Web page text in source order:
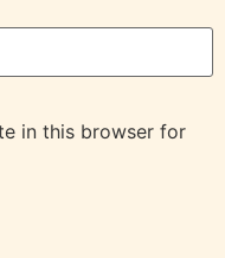
in this browser for